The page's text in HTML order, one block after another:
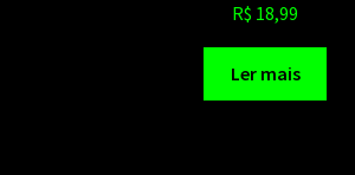
R$ 18,99
Ler mais